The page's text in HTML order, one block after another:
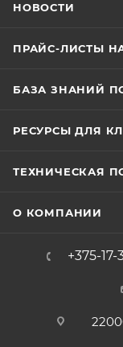
НОВОСТИ
ПРАЙС-ЛИСТЫ
БАЗА ЗНАНИЙ
РЕСУРСЫ ДЛЯ
ТЕХНИЧЕСКАЯ
О КОМПАНИИ
+375-